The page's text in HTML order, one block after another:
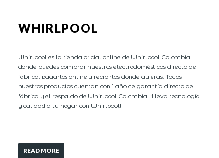
WHIRLPOOL
Whirlpool es la tienda oficial online de Whirlpool Colombia
donde puedes comprar nuestros electrodomésticos directo de
fábrica, pagarlos online y recibirlos donde quieras. Todos
nuestros productos cuentan con 1 año de garantía directo de
fábrica y el respaldo de Whirlpool Colombia. ¡Lleva tecnología
y calidad a tu hogar con Whirlpool!
READ MORE